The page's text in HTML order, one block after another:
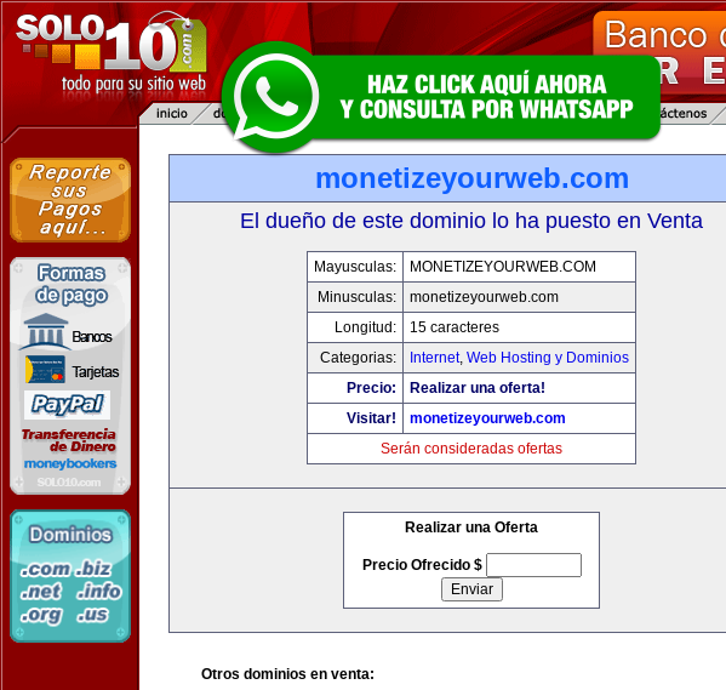
monetizeyourweb.com
El dueño de este dominio lo ha puesto en Venta
Mayusculas:
MONETIZEYOURWEB.COM
Minusculas:
monetizeyourweb.com
Longitud:
15 caracteres
Categorias:
Internet, Web Hosting y Dominios
Precio:
Realizar una oferta!
Visitar!
monetizeyourweb.com
Serán consideradas ofertas
Realizar una Oferta
Precio Ofrecido $
Otros dominios en venta: